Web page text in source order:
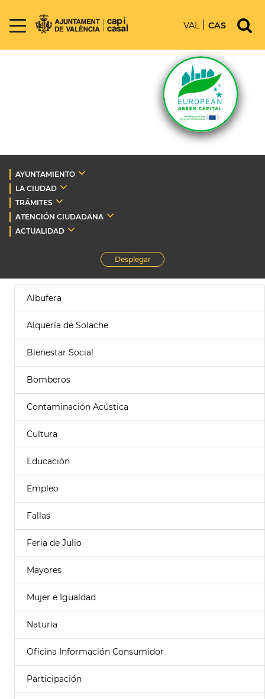
VAL CAS
AYUNTAMIENTO
LA CIUDAD
TRÁMITES
ATENCIÓN CIUDADANA
ACTUALIDAD
Desplegar
Albufera
Alquería de Solache
Bienestar Social
Bomberos
Contaminación Acústica
Cultura
Educación
Empleo
Fallas
Feria de Julio
Mayores
Mujer e Igualdad
Naturia
Oficina Información Consumidor
Participación